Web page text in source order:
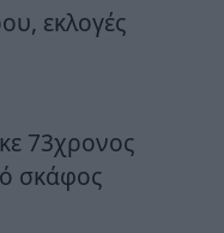
εκλογές
73χρονος
σκάφος